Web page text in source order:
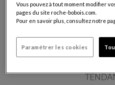
Vous pouvez à tout moment modifier
pages du site roche-bobois.com.
Pour en savoir plus, consultez notre
Paramétrer les cookies